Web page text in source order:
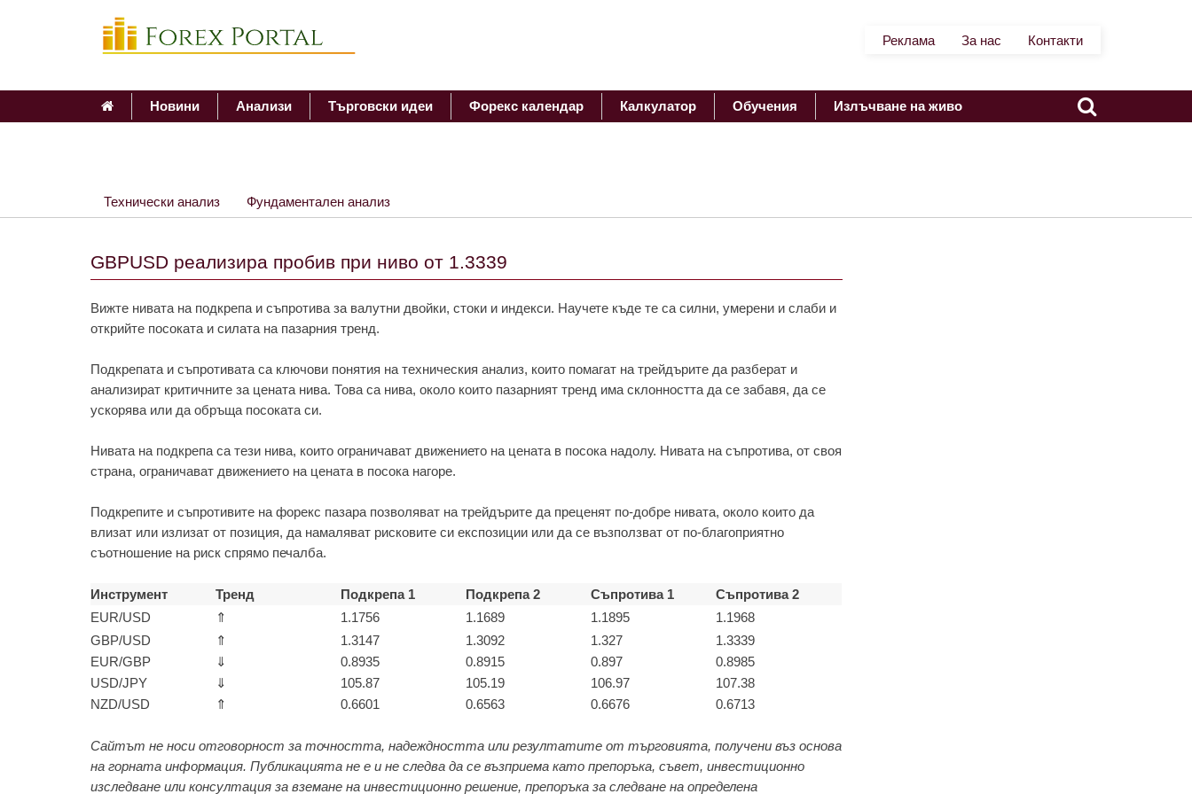
Реклама За нас Контакти
Новини Анализи Търговски идеи Форекс календар Калкулатор Обучения Излъчване на живо
Технически анализ Фундаментален анализ
GBPUSD реализира пробив при ниво от 1.3339
Вижте нивата на подкрепа и съпротива за валутни двойки, стоки и индекси. Научете къде те са силни, умерени и слаби и
открийте посоката и силата на пазарния тренд.
Подкрепата и съпротивата са ключови понятия на техническия анализ, които помагат на трейдърите да разберат и
анализират критичните за цената нива. Това са нива, около които пазарният тренд има склонността да се забавя, да се
ускорява или да обръща посоката си.
Нивата на подкрепа са тези нива, които ограничават движението на цената в посока надолу. Нивата на съпротива, от своя
страна, ограничават движението на цената в посока нагоре.
Подкрепите и съпротивите на форекс пазара позволяват на трейдърите да преценят по-добре нивата, около които да
влизат или излизат от позиция, да намаляват рисковите си експозиции или да се възползват от по-благоприятно
съотношение на риск спрямо печалба.
Инструмент Тренд Подкрепа 1 Подкрепа 2 Съпротива 1
Съпротива 2
EUR/USD
⇑ 1.1756 1.1689 1.1895
1.1968
GBP/USD
⇑ 1.3147 1.3092 1.327
1.3339
EUR/GBP
⇓ 0.8935 0.8915 0.897
0.8985
USD/JPY
⇓ 105.87 105.19 106.97
107.38
NZD/USD
⇑ 0.6601 0.6563 0.6676 0.6713
Сайтът не носи отговорност за точността, надеждността или резултатите от търговията, получени въз основа
на горната информация. Публикацията не е и не следва да се възприема като препоръка, съвет, инвестиционно
изследване или консултация за вземане на инвестиционно решение, препоръка за следване на определена